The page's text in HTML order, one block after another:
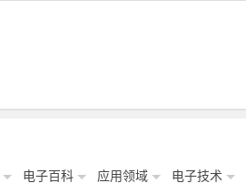
电子百科 应用领域 电子技术